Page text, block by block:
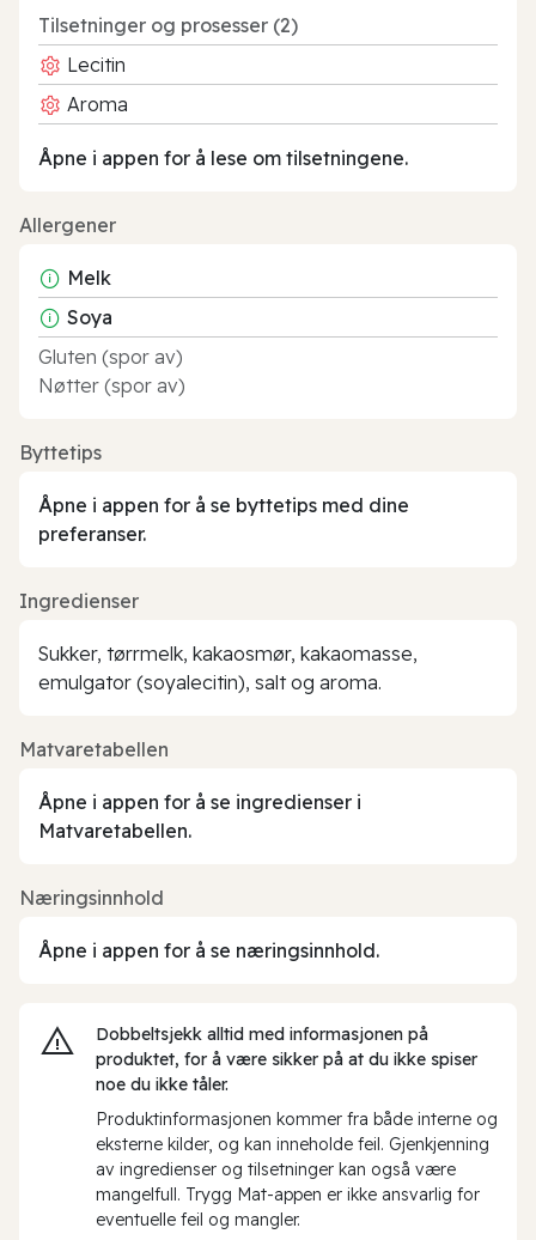
Tilsetninger og prosesser (2)
Lecitin
Aroma
Åpne i appen for å lese om tilsetningene.
Allergener
Melk
Soya
Gluten (spor av)
Nøtter (spor av)
Byttetips
Åpne i appen for å se byttetips med dine
preferanser.
Ingredienser
Sukker, tørrmelk, kakaosmør, kakaomasse,
emulgator (soyalecitin), salt og aroma.
Matvaretabellen
Åpne i appen for å se ingredienser i
Matvaretabellen.
Næringsinnhold
Åpne i appen for å se næringsinnhold.
Dobbeltsjekk alltid med informasjonen på
produktet, for å være sikker på at du ikke spiser
noe du ikke tåler.
Produktinformasjonen kommer fra både interne og
eksterne kilder, og kan inneholde feil. Gjenkjenning
av ingredienser og tilsetninger kan også være
mangelfull. Trygg Mat-appen er ikke ansvarlig for
eventuelle feil og mangler.